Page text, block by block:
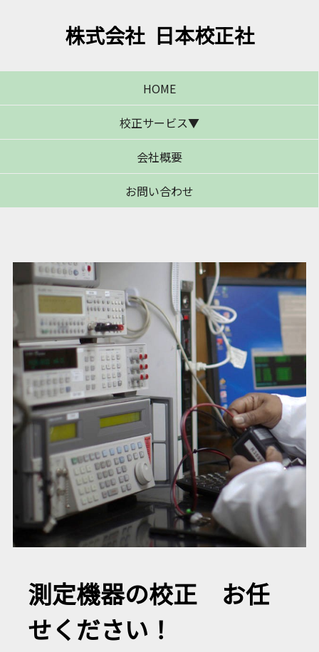
株式会社 日本校正社
HOME
校正サービス▼
校正サービス概要
引き取り校正
出張校正
料金体系
会社概要
お問い合わせ
測定機器の校正 お任
せください！